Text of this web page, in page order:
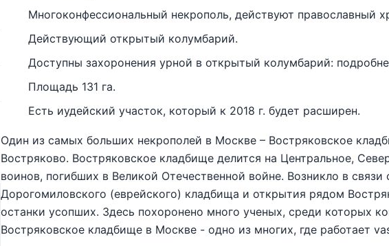
Многоконфессиональный некрополь, действуют православный
Действующий открытый колумбарий.
Доступны захоронения урной в открытый колумбарий:
Площадь 131 га.
Есть иудейский участок, который к 2018 г. будет расширен.
Один из самых больших некрополей в Москве – Востряковское
Востряково. Востряковское кладбище делится на Центральное,
воинов, погибших в Великой Отечественной войне. Возникло в связи
Дорогомиловского (еврейского) кладбища и открытия рядом
останки усопших. Здесь похоронено много ученых, среди которых
Востряковское кладбище в Москве - одно из многих, где работает